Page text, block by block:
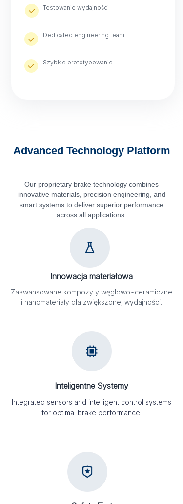
Testowanie wydajności
Szybkie prototypowanie
Dedicated engineering team ​
Advanced Technology Platform
Our proprietary brake technology combines
innovative materials, precision engineering, and
smart systems to deliver superior performance
across all applications.
Innowacja materiałowa
Zaawansowane kompozyty węglowo-ceramiczne
i nanomateriały dla zwiększonej wydajności.
Inteligentne Systemy
Integrated sensors and intelligent control systems
for optimal brake performance.